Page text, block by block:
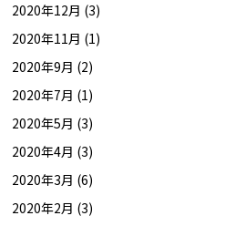
2020年12月 (3)
2020年11月 (1)
2020年9月 (2)
2020年7月 (1)
2020年5月 (3)
2020年4月 (3)
2020年3月 (6)
2020年2月 (3)